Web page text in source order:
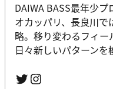
DAIWA BASS最年少
オカッパリ、長良川
略。移り変わるフィー
日々新しいパターンを
Twitter Instagram